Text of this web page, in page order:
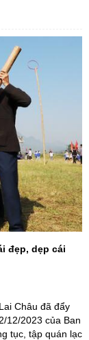
đẹp, dẹp cái
Châu đã đẩy
12/2023 của Ban
tục, tập quán lạc